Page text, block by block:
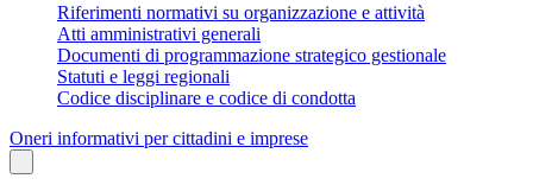
Riferimenti normativi su organizzazione e attività
Atti amministrativi generali
Documenti di programmazione strategico gestionale
Statuti e leggi regionali
Codice disciplinare e codice di condotta
Oneri informativi per cittadini e imprese